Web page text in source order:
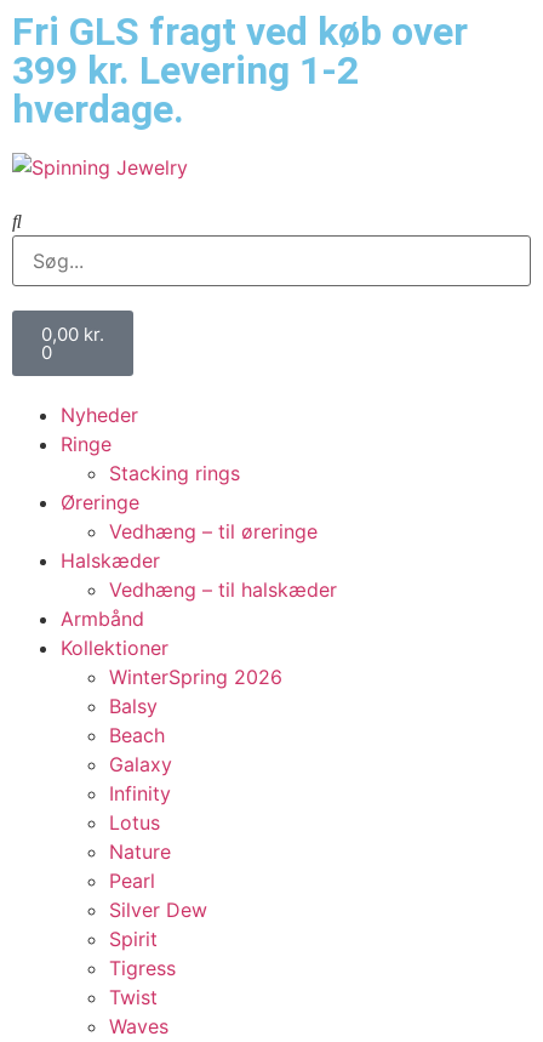
Fri GLS fragt ved køb over
399 kr. Levering 1-2
hverdage.
0,00 kr.
0
Nyheder
Ringe
Stacking rings
Øreringe
Vedhæng – til øreringe
Halskæder
Vedhæng – til halskæder
Armbånd
Kollektioner
WinterSpring 2026
Balsy
Beach
Galaxy
Infinity
Lotus
Nature
Pearl
Silver Dew
Spirit
Tigress
Twist
Waves